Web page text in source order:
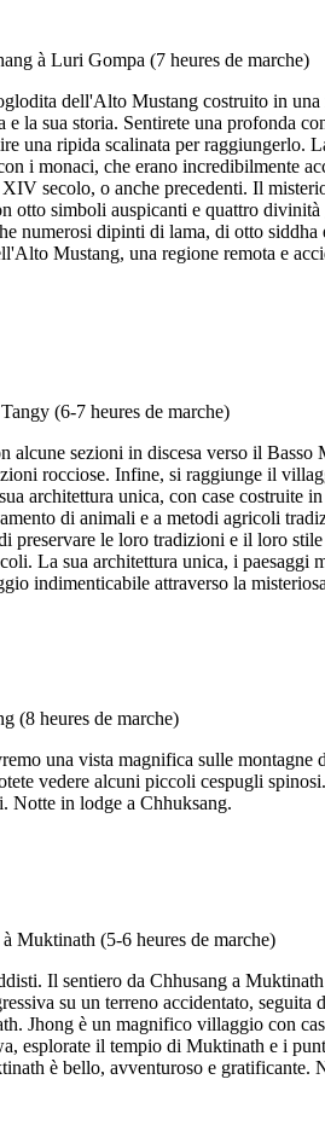
dell'Alto Mustang costruito in
sua storia. Sentirete una profonda
una ripida scalinata per raggiungerlo.
i monaci, che erano incredibilmente
secolo, o anche precedenti. Il
otto simboli auspicanti e quattro
numerosi dipinti di lama, di otto
Mustang, una regione remota e
sezioni in discesa verso il
rocciose. Infine, si raggiunge il
architettura unica, con case costruite
di animali e a metodi agricoli
le loro tradizioni e il loro
La sua architettura unica, i
indimenticabile attraverso la
una vista magnifica sulle
vedere alcuni piccoli cespugli
Notte in lodge a Chhuksang.
Il sentiero da Chhusang a
su un terreno accidentato,
Jhong è un magnifico villaggio con
esplorate il tempio di Muktinath e i
è bello, avventuroso e gratificante.